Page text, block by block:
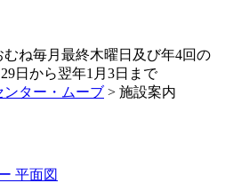
ね毎月最終木曜日及び年4回の
日から翌年1月3日まで
ター・ムーブ > 施設案内
平面図